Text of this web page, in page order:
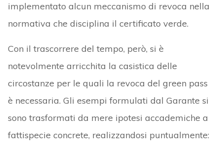
implementato alcun meccanismo di revoca nella
normativa che disciplina il certificato verde.
Con il trascorrere del tempo, però, si è
notevolmente arricchita la casistica delle
circostanze per le quali la revoca del green pass
è necessaria. Gli esempi formulati dal Garante si
sono trasformati da mere ipotesi accademiche a
fattispecie concrete, realizzandosi puntualmente: